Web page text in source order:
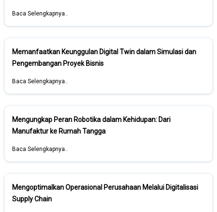
Baca Selengkapnya..
Memanfaatkan Keunggulan Digital Twin dalam Simulasi dan
Pengembangan Proyek Bisnis
Baca Selengkapnya..
Mengungkap Peran Robotika dalam Kehidupan: Dari
Manufaktur ke Rumah Tangga
Baca Selengkapnya..
Mengoptimalkan Operasional Perusahaan Melalui Digitalisasi
Supply Chain